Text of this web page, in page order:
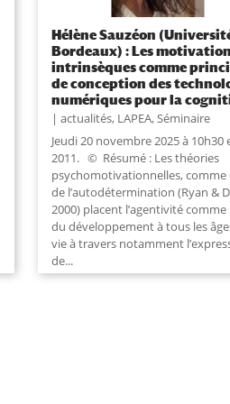
Hélène Sauzéon
Bordeaux) : Les
intrinsèques comme
de conception des
numériques pour la
actualités, LAPEA,Séminaire
Jeudi 20 novembre 2025 à 10h30
2011. © Résumé : Les théories
psychomotivationnelles, comme
de l’autodétermination (Ryan &
2000) placent l’agentivité
du développement à tous les
vie à travers notamment
de...